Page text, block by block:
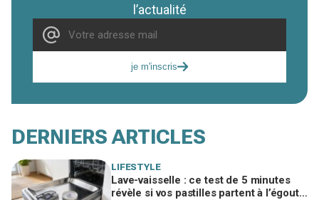
l’actualité
je m'inscris
DERNIERS ARTICLES
LIFESTYLE
Lave-vaisselle : ce test de 5 minutes
révèle si vos pastilles partent à l’égout